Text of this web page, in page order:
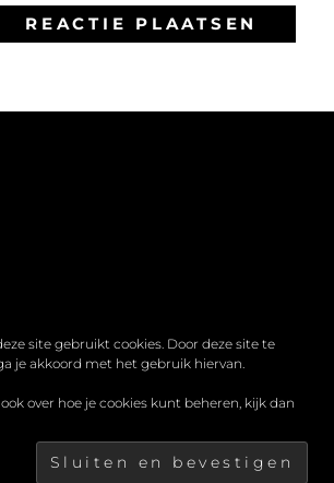
© 2026MIRANDA LAHUIS . ALLE
DOORCATCH THEMES
site gebruikt cookies. Door deze site te
je akkoord met het gebruik hiervan.
over hoe je cookies kunt beheren, kijk dan